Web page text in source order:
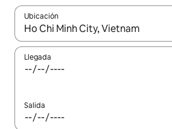
Ubicación
Cuando los resultados estén
Llegada
Salida